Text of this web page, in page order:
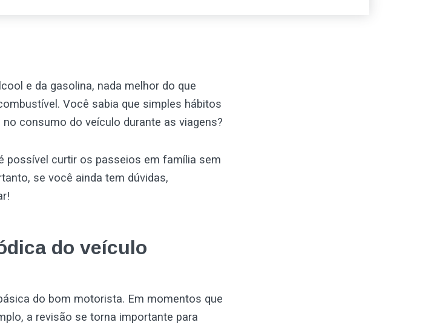
e da gasolina, nada melhor do que
Você sabia que simples hábitos
consumo do veículo durante as viagens?
possível curtir os passeios em família sem
se você ainda tem dúvidas,
do veículo
do bom motorista. Em momentos que
a revisão se torna importante para